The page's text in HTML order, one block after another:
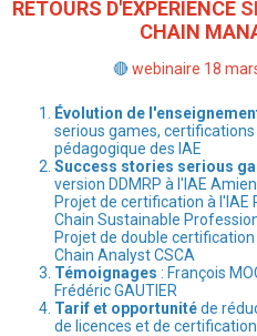
RETOURS D'EXPÉRIENCE
CHAIN
🔴webinaire 18
Évolution de
serious games,
pédagogique des IAE
Success stories serious
version DDMRP à l'IAE
Projet de certification à l'IAE
Chain Sustainable
Projet de double
Chain Analyst CSCA
Témoignages : François
Frédéric GAUTIER
Tarif et opportunitéde
de licences et de